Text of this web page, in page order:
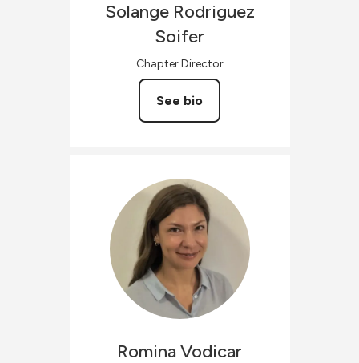
Solange Rodriguez
Soifer
Chapter Director
See bio
Romina Vodicar